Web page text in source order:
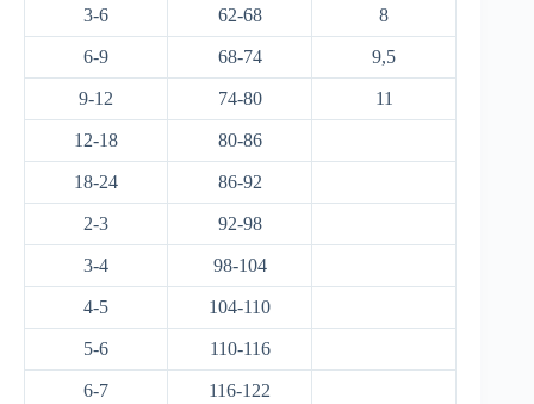
3-6 62-68 8
6-9 68-74 9,5
9-12 74-80 11
12-18 80-86
18-24 86-92
2-3 92-98
3-4 98-104
4-5 104-110
5-6 110-116
6-7 116-122